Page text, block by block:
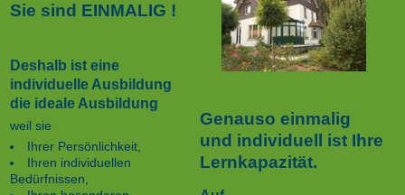
Sie sind EINMALIG !
Deshalb ist eine
individuelle Ausbildung
die ideale Ausbildung
weil sie
Ihrer Persönlichkeit,
Ihren individuellen
Bedürfnissen,
Genauso einmalig
und individuell ist Ihre
Lernkapazität.